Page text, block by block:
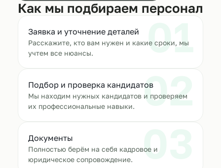
Как мы подбираем персонал
01
Заявка и уточнение деталей
Расскажите, кто вам нужен и какие сроки, мы
учтем все нюансы.
02
Подбор и проверка кандидатов
Мы находим нужных кандидатов и проверяем
их профессиональные навыки.
03
Документы
Полностью берём на себя кадровое и
юридическое сопровождение.